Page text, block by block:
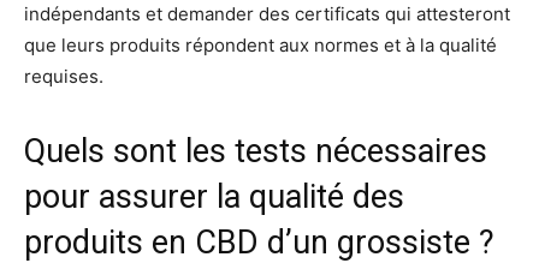
indépendants et demander des certificats qui attesteront
que leurs produits répondent aux normes et à la qualité
requises.
Quels sont les tests nécessaires
pour assurer la qualité des
produits en CBD d’un grossiste ?